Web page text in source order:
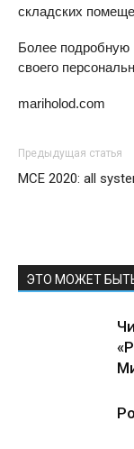
складских
Более
своего
mariholod.com
Предыдущая статья
MCE 2020: all
ЭТО МОЖЕТ